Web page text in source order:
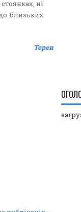
ні
близьких
Терен